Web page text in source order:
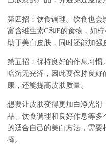
第四招：饮食调理。饮食也
富含维生素C和E的食物，如
助于美白皮肤，同时还能加强
第五招：保持良好的作息习
暗沉无光泽，因此要保持良
康，还能提高皮肤质量。
想要让皮肤变得更加白净光
品、饮食调理和良好作息等多
的适合自己的美白方法，需
择。